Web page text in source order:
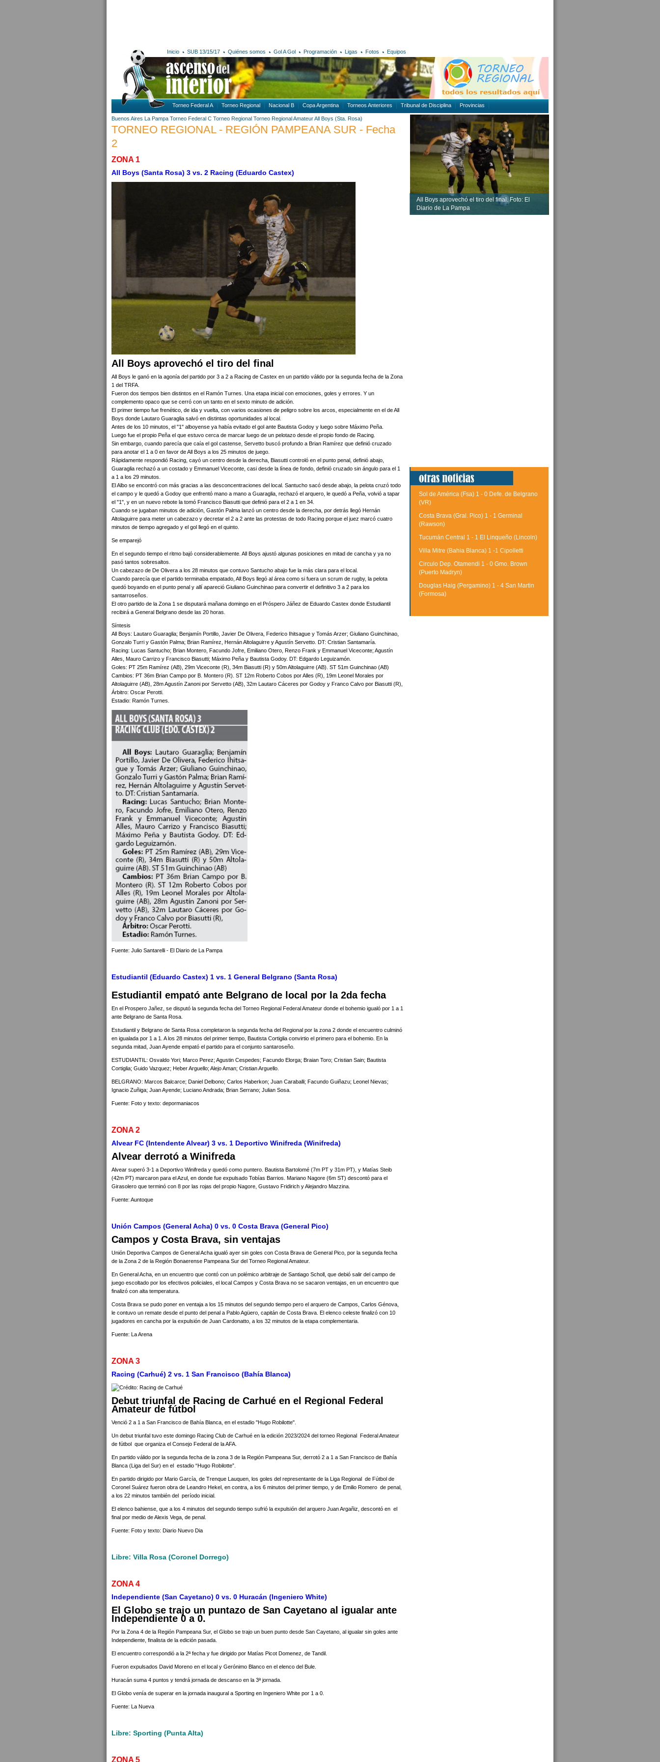
Inicio SUB 13/15/17 Quiénes somos Gol A Gol Programación Ligas Fotos Equipos
Torneo Federal A Torneo Regional Nacional B Copa Argentina Torneos Anteriores Tribunal de Disciplina Provincias
Buenos Aires La Pampa Torneo Federal C Torneo Regional Torneo Regional AmateurAll Boys (Sta. Rosa)
TORNEO REGIONAL - REGIÓN PAMPEANA SUR - Fecha
2
ZONA 1
All Boys (Santa Rosa) 3 vs. 2 Racing (Eduardo Castex)
All Boys aprovechó el tiro del final
All Boys le ganó en la agonía del partido por 3 a 2 a Racing de Castex en un partido válido por la segunda fecha de la Zona
1 del TRFA.
Fueron dos tiempos bien distintos en el Ramón Turnes. Una etapa inicial con emociones, goles y errores. Y un
complemento opaco que se cerró con un tanto en el sexto minuto de adición.
El primer tiempo fue frenético, de ida y vuelta, con varios ocasiones de peligro sobre los arcos, especialmente en el de All
Boys donde Lautaro Guaraglia salvó en distintas oportunidades al local.
Antes de los 10 minutos, el "1" alboyense ya había evitado el gol ante Bautista Godoy y luego sobre Máximo Peña.
Luego fue el propio Peña el que estuvo cerca de marcar luego de un pelotazo desde el propio fondo de Racing.
Sin embargo, cuando parecía que caía el gol castense, Servetto buscó profundo a Brian Ramírez que definió cruzado
para anotar el 1 a 0 en favor de All Boys a los 25 minutos de juego.
Rápidamente respondió Racing, cayó un centro desde la derecha, Biasutti controló en el punto penal, definió abajo,
Guaraglia rechazó a un costado y Emmanuel Viceconte, casi desde la línea de fondo, definió cruzado sin ángulo para el 1
a 1 a los 29 minutos.
El Albo se encontró con más gracias a las desconcentraciones del local. Santucho sacó desde abajo, la pelota cruzó todo
el campo y le quedó a Godoy que enfrentó mano a mano a Guaraglia, rechazó el arquero, le quedó a Peña, volvió a tapar
el "1", y en un nuevo rebote la tomó Francisco Biasutti que definió para el 2 a 1 en 34.
Cuando se jugaban minutos de adición, Gastón Palma lanzó un centro desde la derecha, por detrás llegó Hernán
Altolaguirre para meter un cabezazo y decretar el 2 a 2 ante las protestas de todo Racing porque el juez marcó cuatro
minutos de tiempo agregado y el gol llegó en el quinto.
Se emparejó
En el segundo tiempo el ritmo bajó considerablemente. All Boys ajustó algunas posiciones en mitad de cancha y ya no
pasó tantos sobresaltos.
Un cabezazo de De Olivera a los 28 minutos que contuvo Santucho abajo fue la más clara para el local.
Cuando parecía que el partido terminaba empatado, All Boys llegó al área como si fuera un scrum de rugby, la pelota
quedó boyando en el punto penal y allí apareció Giuliano Guinchinao para convertir el definitivo 3 a 2 para los
santarroseños.
El otro partido de la Zona 1 se disputará mañana domingo en el Próspero Jáñez de Eduardo Castex donde Estudiantil
recibirá a General Belgrano desde las 20 horas.
Síntesis
All Boys: Lautaro Guaraglia; Benjamín Portillo, Javier De Olivera, Federico Ihitsague y Tomás Arzer; Giuliano Guinchinao,
Gonzalo Turri y Gastón Palma; Brian Ramírez, Hernán Altolaguirre y Agustín Servetto. DT: Cristian Santamaría.
Racing: Lucas Santucho; Brian Montero, Facundo Jofre, Emiliano Otero, Renzo Frank y Emmanuel Viceconte; Agustín
Alles, Mauro Carrizo y Francisco Biasutti; Máximo Peña y Bautista Godoy. DT: Edgardo Leguizamón.
Goles: PT 25m Ramírez (AB), 29m Viceconte (R), 34m Biasutti (R) y 50m Altolaguirre (AB). ST 51m Guinchinao (AB)
Cambios: PT 36m Brian Campo por B. Montero (R). ST 12m Roberto Cobos por Alles (R), 19m Leonel Morales por
Altolaguirre (AB), 28m Agustín Zanoni por Servetto (AB), 32m Lautaro Cáceres por Godoy y Franco Calvo por Biasutti (R),
Árbitro: Oscar Perotti.
Estadio: Ramón Turnes.
Fuente: Julio Santarelli - El Diario de La Pampa
Estudiantil (Eduardo Castex) 1 vs. 1 General Belgrano (Santa Rosa)
Estudiantil empató ante Belgrano de local por la 2da fecha
En el Prospero Jañez, se disputó la segunda fecha del Torneo Regional Federal Amateur donde el bohemio igualó por 1 a 1
ante Belgrano de Santa Rosa.
Estudiantil y Belgrano de Santa Rosa completaron la segunda fecha del Regional por la zona 2 donde el encuentro culminó
en igualada por 1 a 1. A los 28 minutos del primer tiempo, Bautista Cortiglia convirtio el primero para el bohemio. En la
segunda mitad, Juan Ayende empató el partido para el conjunto santaroseño.
ESTUDIANTIL: Osvaldo Yori; Marco Perez; Agustin Cespedes; Facundo Elorga; Braian Toro; Cristian Sain; Bautista
Cortiglia; Guido Vazquez; Heber Arguello; Alejo Aman; Cristian Arguello.
BELGRANO: Marcos Balcarce; Daniel Delbono; Carlos Haberkon; Juan Caraballi; Facundo Guiñazu; Leonel Nievas;
Ignacio Zuñiga; Juan Ayende; Luciano Andrada; Brian Serrano; Julian Sosa.
Fuente: Foto y texto: depormaniacos
ZONA 2
Alvear FC (Intendente Alvear) 3 vs. 1 Deportivo Winifreda (Winifreda)
Alvear derrotó a Winifreda
Alvear superó 3-1 a Deportivo Winifreda y quedó como puntero. Bautista Bartolomé (7m PT y 31m PT), y Matías Steib
(42m PT) marcaron para el Azul, en donde fue expulsado Tobías Barrios. Mariano Nagore (6m ST) descontó para el
Girasolero que terminó con 8 por las rojas del propio Nagore, Gustavo Fridirich y Alejandro Mazzina.
Fuente: Auntoque
Unión Campos (General Acha) 0 vs. 0 Costa Brava (General Pico)
Campos y Costa Brava, sin ventajas
Unión Deportiva Campos de General Acha igualó ayer sin goles con Costa Brava de General Pico, por la segunda fecha
de la Zona 2 de la Región Bonaerense Pampeana Sur del Torneo Regional Amateur.
En General Acha, en un encuentro que contó con un polémico arbitraje de Santiago Scholl, que debió salir del campo de
juego escoltado por los efectivos policiales, el local Campos y Costa Brava no se sacaron ventajas, en un encuentro que
finalizó con alta temperatura.
Costa Brava se pudo poner en ventaja a los 15 minutos del segundo tiempo pero el arquero de Campos, Carlos Génova,
le contuvo un remate desde el punto del penal a Pablo Agüero, capitán de Costa Brava. El elenco celeste finalizó con 10
jugadores en cancha por la expulsión de Juan Cardonatto, a los 32 minutos de la etapa complementaria.
Fuente: La Arena
ZONA 3
Racing (Carhué) 2 vs. 1 San Francisco (Bahía Blanca)
Debut triunfal de Racing de Carhué en el Regional Federal
Amateur de fútbol
Venció 2 a 1 a San Francisco de Bahía Blanca, en el estadio "Hugo Robilotte".
Un debut triunfal tuvo este domingo Racing Club de Carhué en la edición 2023/2024 del torneo Regional Federal Amateur
de fútbol que organiza el Consejo Federal de la AFA.
En partido válido por la segunda fecha de la zona 3 de la Región Pampeana Sur, derrotó 2 a 1 a San Francisco de Bahía
Blanca (Liga del Sur) en el estadio “Hugo Robilotte”.
En partido dirigido por Mario García, de Trenque Lauquen, los goles del representante de la Liga Regional de Fútbol de
Coronel Suárez fueron obra de Leandro Hekel, en contra, a los 6 minutos del primer tiempo, y de Emilio Romero de penal,
a los 22 minutos también del período inicial.
El elenco bahiense, que a los 4 minutos del segundo tiempo sufrió la expulsión del arquero Juan Argañiz, descontó en el
final por medio de Alexis Vega, de penal.
Fuente: Foto y texto: Diario Nuevo Dia
Libre: Villa Rosa (Coronel Dorrego)
ZONA 4
Independiente (San Cayetano) 0 vs. 0 Huracán (Ingeniero White)
El Globo se trajo un puntazo de San Cayetano al igualar ante
Independiente 0 a 0.
Por la Zona 4 de la Región Pampeana Sur, el Globo se trajo un buen punto desde San Cayetano, al igualar sin goles ante
Independiente, finalista de la edición pasada.
El encuentro correspondió a la 2ª fecha y fue dirigido por Matías Picot Domenez, de Tandil.
Fueron expulsados David Moreno en el local y Gerónimo Blanco en el elenco del Bule.
Huracán suma 4 puntos y tendrá jornada de descanso en la 3ª jornada.
El Globo venía de superar en la jornada inaugural a Sporting en Ingeniero White por 1 a 0.
Fuente: La Nueva
Libre: Sporting (Punta Alta)
ZONA 5
All Boys aprovechó el tiro del final. Foto: El
Diario de La Pampa
Sol de América (Fsa) 1 - 0 Defe. de Belgrano
(VR)
Costa Brava (Gral. Pico) 1 - 1 Germinal
(Rawson)
Tucumán Central 1 - 1 El Linqueño (Lincoln)
Villa Mitre (Bahia Blanca) 1 -1 Cipolletti
Circulo Dep. Otamendi 1 - 0 Gmo. Brown
(Puerto Madryn)
Douglas Haig (Pergamino) 1 - 4 San Martin
(Formosa)